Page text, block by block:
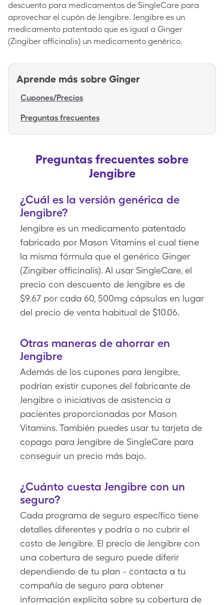
descuento para medicamentos de SingleCare para
aprovechar el cupón de Jengibre. Jengibre es un
medicamento patentado que es igual a Ginger
(Zingiber officinalis) un medicamento genérico.
Aprende más sobre Ginger
Cupones/Precios
Preguntas frecuentes
Preguntas frecuentes sobre
Jengibre
¿Cuál es la versión genérica de
Jengibre?
Jengibre es un medicamento patentado
fabricado por Mason Vitamins el cual tiene
la misma fórmula que el genérico Ginger
(Zingiber officinalis). Al usar SingleCare, el
precio con descuento de Jengibre es de
$9.67 por cada 60, 500mg cápsulas en lugar
del precio de venta habitual de $10.06.
Otras maneras de ahorrar en
Jengibre
Además de los cupones para Jengibre,
podrían existir cupones del fabricante de
Jengibre o iniciativas de asistencia a
pacientes proporcionadas por Mason
Vitamins. También puedes usar tu tarjeta de
copago para Jengibre de SingleCare para
conseguir un precio más bajo.
¿Cuánto cuesta Jengibre con un
seguro?
Cada programa de seguro específico tiene
detalles diferentes y podría o no cubrir el
costo de Jengibre. El precio de Jengibre con
una cobertura de seguro puede diferir
dependiendo de tu plan - contacta a tu
compañía de seguro para obtener
información explícita sobre su cobertura de